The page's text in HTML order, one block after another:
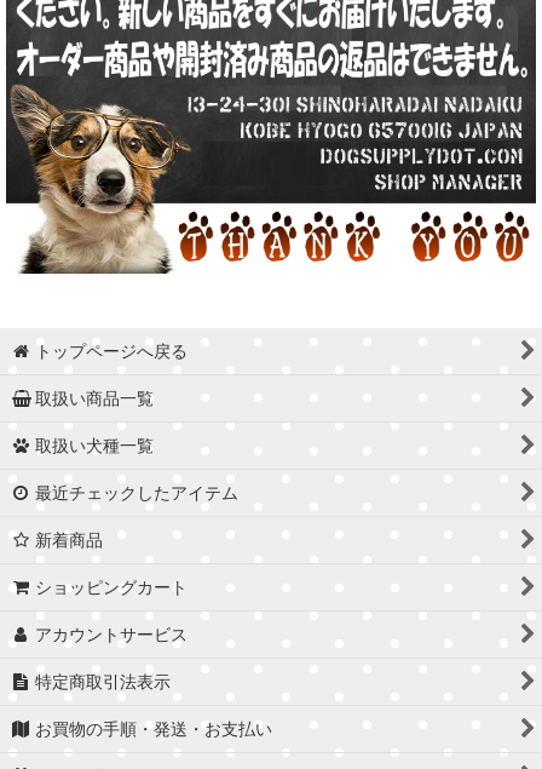
トップページへ戻る
取扱い商品一覧
取扱い犬種一覧
最近チェックしたアイテム
新着商品
ショッピングカート
アカウントサービス
特定商取引法表示
お買物の手順・発送・お支払い